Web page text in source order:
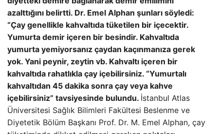
azalttığını belirtti. Dr. Emel Alphan şunları söyledi:
“Çay genellikle kahvaltıda tüketilen bir içecektir.
Yumurta demir içeren bir besindir. Kahvaltıda
yumurta yemiyorsanız çaydan kaçınmanıza gerek
yok. Yani peynir, zeytin vb. Kahvaltı içeren bir
kahvaltıda rahatlıkla çay içebilirsiniz. “Yumurtalı
kahvaltıdan 45 dakika sonra çay veya kahve
içebilirsiniz” tavsiyesinde bulundu. İstanbul Atlas
Üniversitesi Sağlık Bilimleri Fakültesi Beslenme ve
Diyetetik Bölüm Başkanı Prof. Dr. M. Emel Alphan, çay